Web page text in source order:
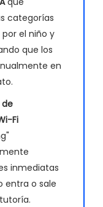
categorías
el niño y
que los
en
Fi
inmediatas
entra o sale